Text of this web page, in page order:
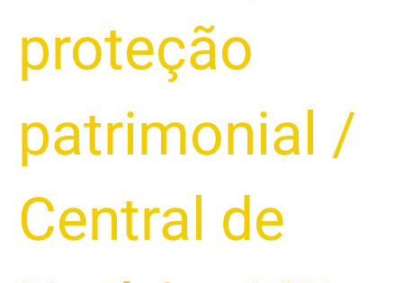
proteção
patrimonial /
Central de